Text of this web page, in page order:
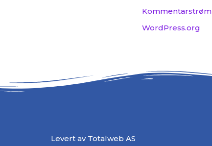
Kommentarstrøm
WordPress.org
Levert av Totalweb AS